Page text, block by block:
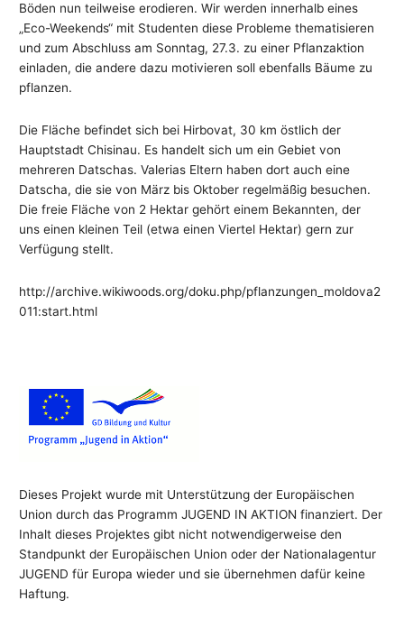
Böden nun teilweise erodieren. Wir werden innerhalb eines
„Eco-Weekends“ mit Studenten diese Probleme thematisieren
und zum Abschluss am Sonntag, 27.3. zu einer Pflanzaktion
einladen, die andere dazu motivieren soll ebenfalls Bäume zu
pflanzen.
Die Fläche befindet sich bei Hirbovat, 30 km östlich der
Hauptstadt Chisinau. Es handelt sich um ein Gebiet von
mehreren Datschas. Valerias Eltern haben dort auch eine
Datscha, die sie von März bis Oktober regelmäßig besuchen.
Die freie Fläche von 2 Hektar gehört einem Bekannten, der
uns einen kleinen Teil (etwa einen Viertel Hektar) gern zur
Verfügung stellt.
http://archive.wikiwoods.org/doku.php/pflanzungen_moldova2
011:start.html
Dieses Projekt wurde mit Unterstützung der Europäischen
Union durch das Programm JUGEND IN AKTION finanziert. Der
Inhalt dieses Projektes gibt nicht notwendigerweise den
Standpunkt der Europäischen Union oder der Nationalagentur
JUGEND für Europa wieder und sie übernehmen dafür keine
Haftung.